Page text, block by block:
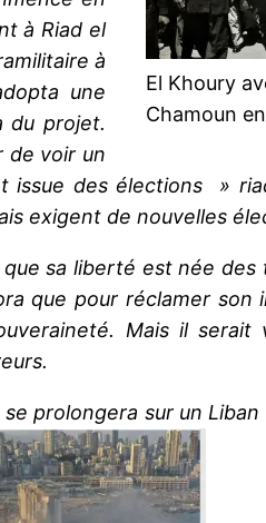
El Khoury
Chamoun
à Riad el
à
une
du projet.
de voir un
issue des élections »
exigent de nouvelles
sa liberté est née
que pour réclamer son
Mais il serait
prolongera sur un